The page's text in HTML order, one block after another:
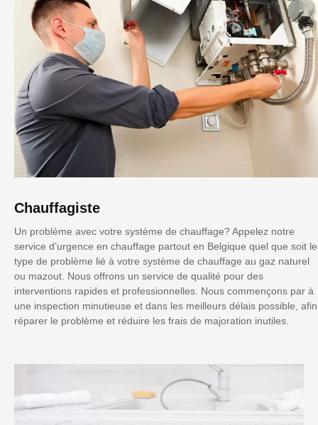
Chauffagiste
Un problème avec votre système de chauffage? Appelez notre
service d’urgence en chauffage partout en Belgique quel que soit le
type de problème lié à votre système de chauffage au gaz naturel
ou mazout. Nous offrons un service de qualité pour des
interventions rapides et professionnelles. Nous commençons par à
une inspection minutieuse et dans les meilleurs délais possible, afin
réparer le problème et réduire les frais de majoration inutiles.